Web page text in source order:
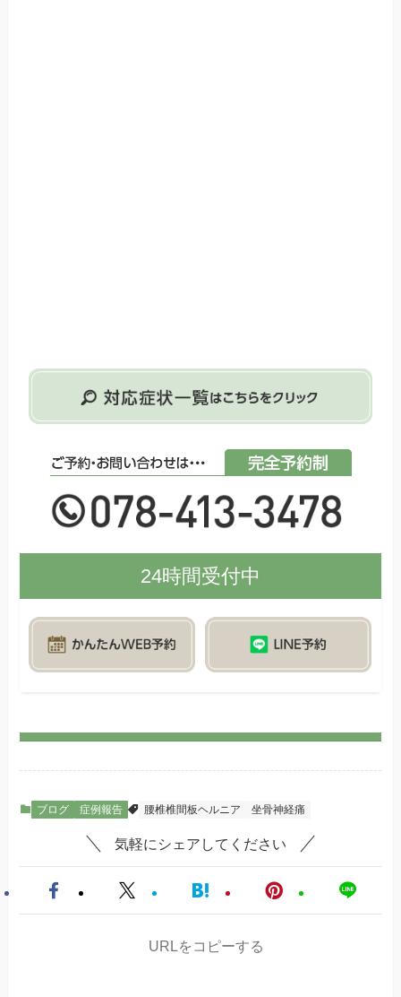
24時間受付中
ブログ 症例報告 腰椎椎間板ヘルニア 坐骨神経痛
気軽にシェアしてください
URLをコピーする